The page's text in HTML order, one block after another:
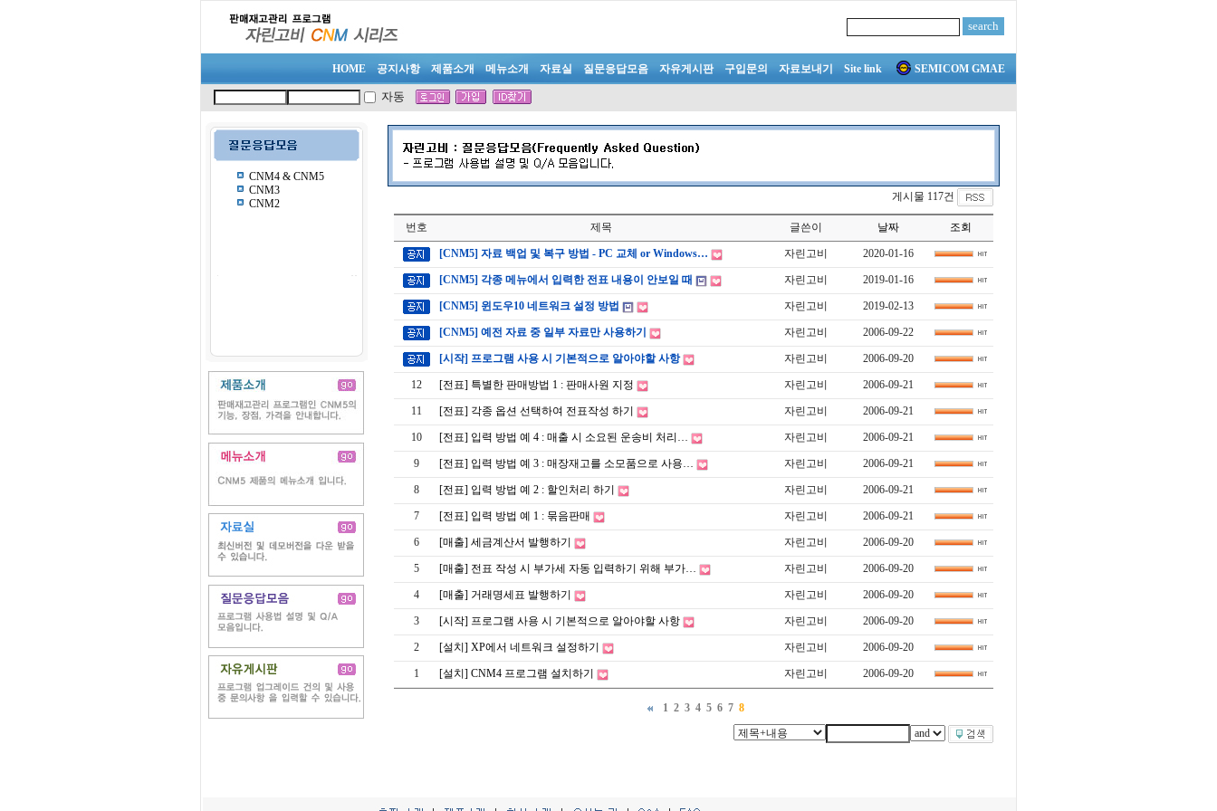
HOME 공지사항 제품소개 메뉴소개 자료실 질문응답모음 자유게시판 구입문의 자료보내기 Site link SEMICOM GMAE
자동
CNM4 & CNM5
CNM3
CNM2
게시물 117건
번호 제목 글쓴이 날짜 조회
[CNM5] 자료 백업 및 복구 방법 - PC 교체 or Windows… 자린고비 2020-01-16
[CNM5] 각종 메뉴에서 입력한 전표 내용이 안보일 때 자린고비 2019-01-16
[CNM5] 윈도우10 네트워크 설정 방법 자린고비 2019-02-13
[CNM5] 예전 자료 중 일부 자료만 사용하기 자린고비 2006-09-22
[시작] 프로그램 사용 시 기본적으로 알아야할 사항 자린고비 2006-09-20
12 [전표] 특별한 판매방법 1 : 판매사원 지정 자린고비 2006-09-21
11 [전표] 각종 옵션 선택하여 전표작성 하기 자린고비 2006-09-21
10 [전표] 입력 방법 예 4 : 매출 시 소요된 운송비 처리… 자린고비 2006-09-21
9 [전표] 입력 방법 예 3 : 매장재고를 소모품으로 사용… 자린고비 2006-09-21
8 [전표] 입력 방법 예 2 : 할인처리 하기 자린고비 2006-09-21
7 [전표] 입력 방법 예 1 : 묶음판매 자린고비 2006-09-21
6 [매출] 세금계산서 발행하기 자린고비 2006-09-20
5 [매출] 전표 작성 시 부가세 자동 입력하기 위해 부가… 자린고비 2006-09-20
4 [매출] 거래명세표 발행하기 자린고비 2006-09-20
3 [시작] 프로그램 사용 시 기본적으로 알아야할 사항 자린고비 2006-09-20
2 [설치] XP에서 네트워크 설정하기 자린고비 2006-09-20
1 [설치] CNM4 프로그램 설치하기 자린고비 2006-09-20
1 2 3 4 5 6 7 8